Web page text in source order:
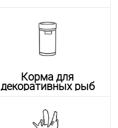
Корма для
декоративных рыб